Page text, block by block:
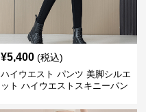
¥5,400 (税込)
ハイウエスト パンツ 美脚シルエ
ット ハイウエストスキニーパン